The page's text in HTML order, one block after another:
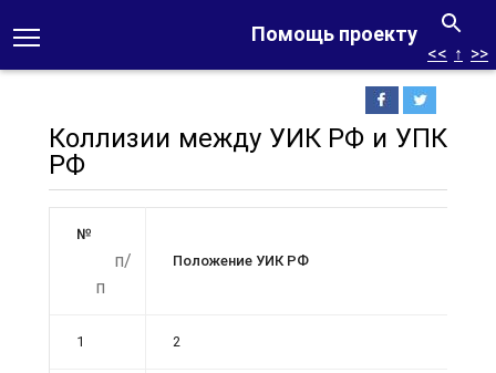
Помощь проекту
<< ↑ >>
Коллизии между УИК РФ и УПК
РФ
№
п/
п
Положение УИК РФ
1 2